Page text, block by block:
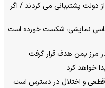
دولت پشتیبانی می کردند / اگر
نمایشی، شکست خورده است
مرز یمن هدف قرار گرفت
خواهد کرد
و اختلال در دسترس است